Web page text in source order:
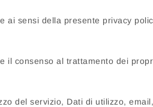
sensi della presente privacy
consenso al trattamento dei
del servizio, Dati di utilizzo,